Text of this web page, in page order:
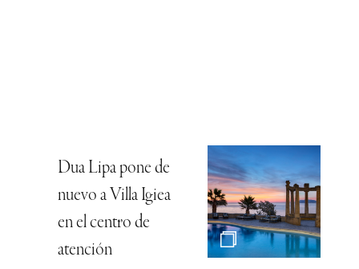
Dua Lipa pone de
nuevo a Villa Igiea
en el centro de
atención